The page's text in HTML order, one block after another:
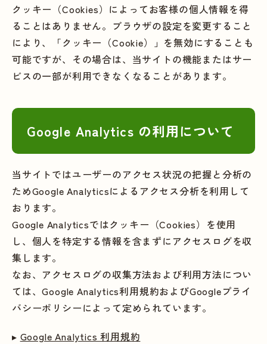
クッキー（Cookies）によってお客様の個人情報を得
ることはありません。ブラウザの設定を変更すること
により、「クッキー（Cookie）」を無効にすることも
可能ですが、その場合は、当サイトの機能またはサー
ビスの一部が利用できなくなることがあります。
Google Analytics の利用について
当サイトではユーザーのアクセス状況の把握と分析の
ためGoogle Analyticsによるアクセス分析を利用して
おります。
Google Analyticsではクッキー（Cookies）を使用
し、個人を特定する情報を含まずにアクセスログを収
集します。
なお、アクセスログの収集方法および利用方法につい
ては、Google Analytics利用規約およびGoogleプライ
バシーポリシーによって定められています。
▸ Google Analytics 利用規約